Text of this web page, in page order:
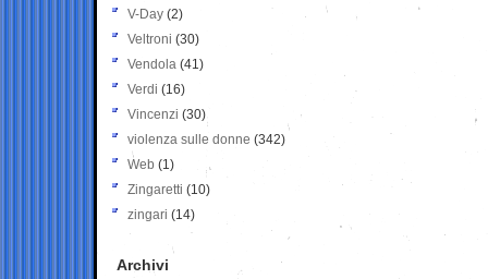
V-Day (2)
Veltroni (30)
Vendola (41)
Verdi (16)
Vincenzi (30)
violenza sulle donne (342)
Web (1)
Zingaretti (10)
zingari (14)
Archivi